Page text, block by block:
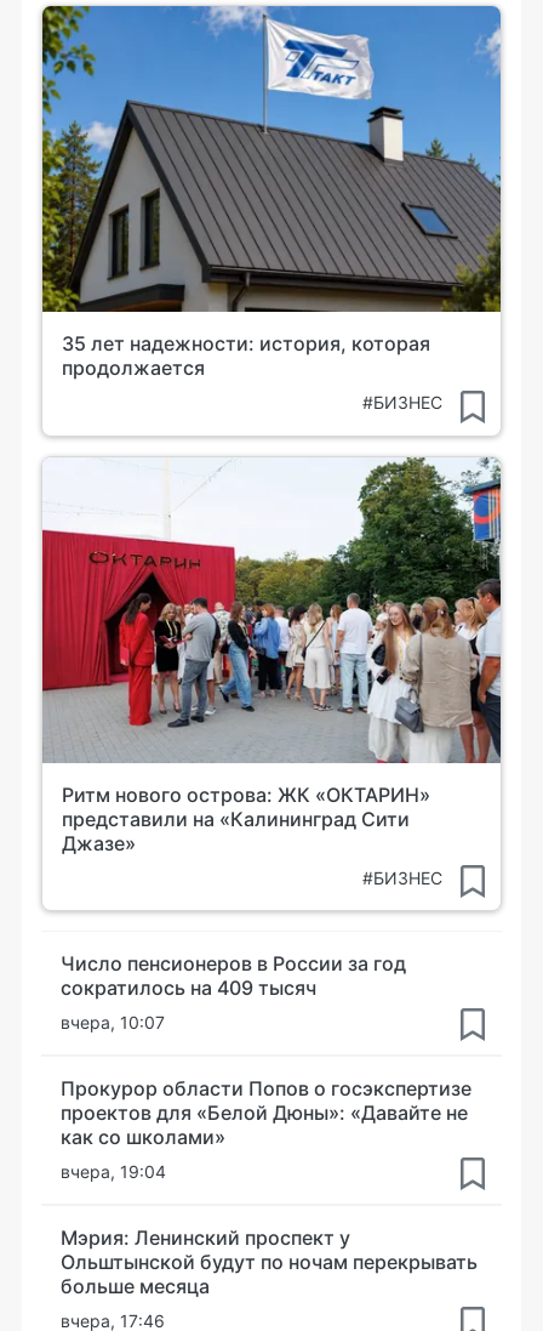
35 лет надежности: история, которая
продолжается
#БИЗНЕС
Ритм нового острова: ЖК «ОКТАРИН»
представили на «Калининград Сити
Джазе»
#БИЗНЕС
Число пенсионеров в России за год
сократилось на 409 тысяч
вчера, 10:07
Прокурор области Попов о госэкспертизе
проектов для «Белой Дюны»: «Давайте не
как со школами»
вчера, 19:04
Мэрия: Ленинский проспект у
Ольштынской будут по ночам перекрывать
больше месяца
вчера, 17:46